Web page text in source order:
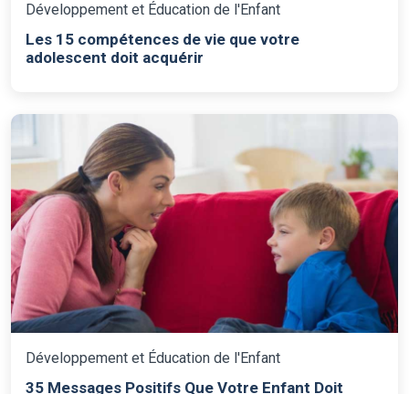
Développement et Éducation de l'Enfant
Les 15 compétences de vie que votre
adolescent doit acquérir
Développement et Éducation de l'Enfant
35 Messages Positifs Que Votre Enfant Doit